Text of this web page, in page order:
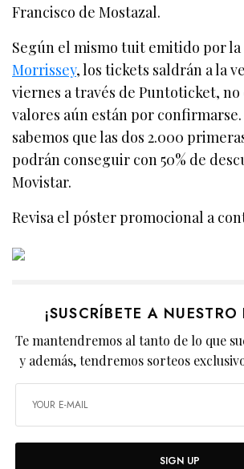
Francisco de Mostazal.
Según el mismo tuit emitido por la
Morrissey, los tickets saldrán a la
viernes a través de Puntoticket, no
valores aún están por confirmarse.
sabemos que las dos 2.000
podrán conseguir con 50% de
Movistar.
Revisa el póster promocional a
¡SUSCRÍBETE A
Te mantendremos al tanto de lo que
y además, tendremos sorteos
SIGN UP